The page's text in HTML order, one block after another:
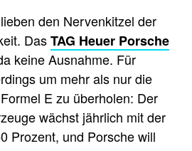
den Nervenkitzel der
DasTAG Heuer Porsche
keine Ausnahme. Für
um mehr als nur die
E zu überholen: Der
wächst jährlich mit der
Prozent, und Porsche will